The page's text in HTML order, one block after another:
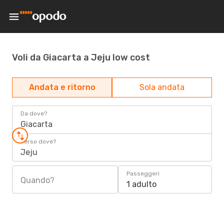
Voli da Giacarta a Jeju low cost
Andata e ritorno Sola andata
Da dove?
Giacarta
Verso dove?
Jeju
Quando?
Passeggeri
1 adulto